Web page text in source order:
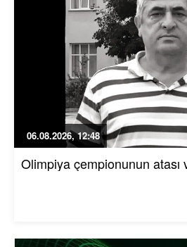
06.08.2026, 12:48
Olimpiya çempionunun atası